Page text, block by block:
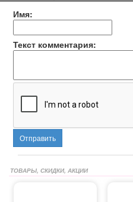
Имя:
Текст комментария:
Отправить
ТОВАРЫ, СКИДКИ, АКЦИИ